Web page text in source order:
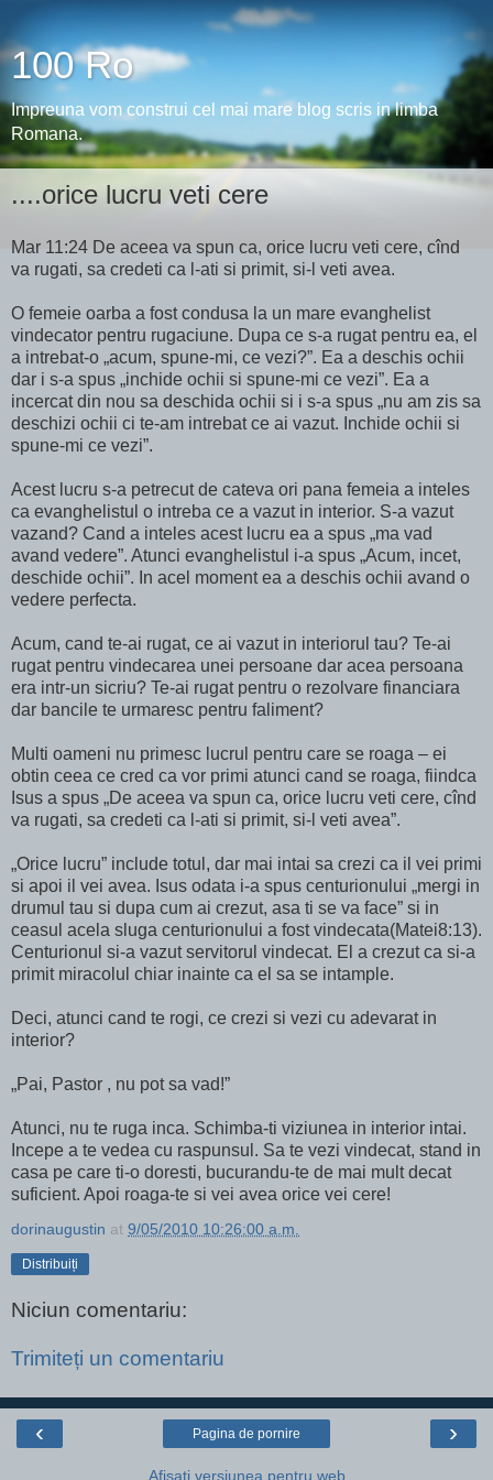
100 Ro
Impreuna vom construi cel mai mare blog scris in limba
Romana.
....orice lucru veti cere
Mar 11:24 De aceea va spun ca, orice lucru veti cere, cînd
va rugati, sa credeti ca l-ati si primit, si-l veti avea.
O femeie oarba a fost condusa la un mare evanghelist
vindecator pentru rugaciune. Dupa ce s-a rugat pentru ea, el
a intrebat-o „acum, spune-mi, ce vezi?”. Ea a deschis ochii
dar i s-a spus „inchide ochii si spune-mi ce vezi”. Ea a
incercat din nou sa deschida ochii si i s-a spus „nu am zis sa
deschizi ochii ci te-am intrebat ce ai vazut. Inchide ochii si
spune-mi ce vezi”.
Acest lucru s-a petrecut de cateva ori pana femeia a inteles
ca evanghelistul o intreba ce a vazut in interior. S-a vazut
vazand? Cand a inteles acest lucru ea a spus „ma vad
avand vedere”. Atunci evanghelistul i-a spus „Acum, incet,
deschide ochii”. In acel moment ea a deschis ochii avand o
vedere perfecta.
Acum, cand te-ai rugat, ce ai vazut in interiorul tau? Te-ai
rugat pentru vindecarea unei persoane dar acea persoana
era intr-un sicriu? Te-ai rugat pentru o rezolvare financiara
dar bancile te urmaresc pentru faliment?
Multi oameni nu primesc lucrul pentru care se roaga – ei
obtin ceea ce cred ca vor primi atunci cand se roaga, fiindca
Isus a spus „De aceea va spun ca, orice lucru veti cere, cînd
va rugati, sa credeti ca l-ati si primit, si-l veti avea”.
„Orice lucru” include totul, dar mai intai sa crezi ca il vei primi
si apoi il vei avea. Isus odata i-a spus centurionului „mergi in
drumul tau si dupa cum ai crezut, asa ti se va face” si in
ceasul acela sluga centurionului a fost vindecata(Matei8:13).
Centurionul si-a vazut servitorul vindecat. El a crezut ca si-a
primit miracolul chiar inainte ca el sa se intample.
Deci, atunci cand te rogi, ce crezi si vezi cu adevarat in
interior?
„Pai, Pastor , nu pot sa vad!”
Atunci, nu te ruga inca. Schimba-ti viziunea in interior intai.
Incepe a te vedea cu raspunsul. Sa te vezi vindecat, stand in
casa pe care ti-o doresti, bucurandu-te de mai mult decat
suficient. Apoi roaga-te si vei avea orice vei cere!
dorinaugustin at 9/05/2010 10:26:00 a.m.
Distribuiți
Niciun comentariu:
Trimiteți un comentariu
‹ ›
Pagina de pornire
Afișați versiunea pentru web